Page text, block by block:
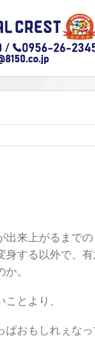
来上がるまでの
身する以外で、
。
とより、
ぱおもしれぇな